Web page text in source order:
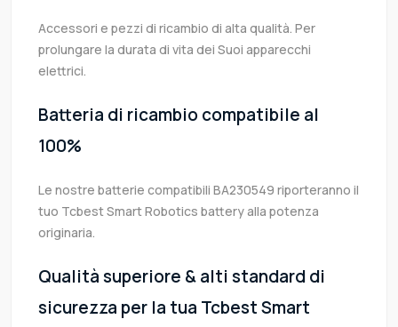
Accessori e pezzi di ricambio di alta qualità. Per
prolungare la durata di vita dei Suoi apparecchi
elettrici.
Batteria di ricambio compatibile al
100%
Le nostre batterie compatibili BA230549 riporteranno il
tuo Tcbest Smart Robotics battery alla potenza
originaria.
Qualità superiore & alti standard di
sicurezza per la tua Tcbest Smart